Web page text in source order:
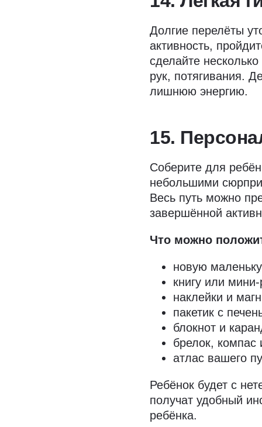
Долгие перелёты
активность,
сделайте
рук, потягивания.
лишнюю энергию.
15.
Соберите для
небольшими
Весь путь можно
завершённой
Что можно
новую
книгу или мини-
наклейки и
пакетик с
блокнот и
брелок, компас
атлас вашего
Ребёнок будет с
получат удобный
ребёнка.